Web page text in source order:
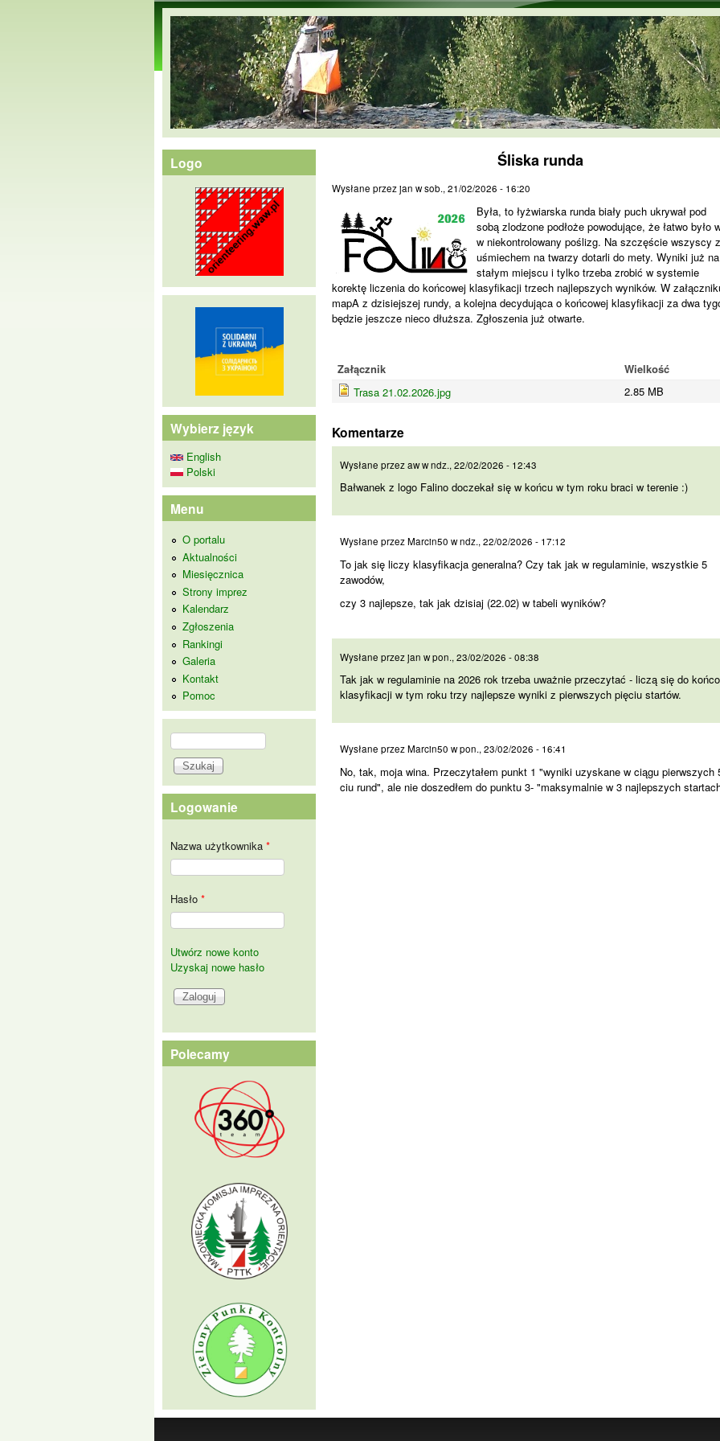
Przejdź do treści
orienteering.waw.pl
Śliska runda
Wysłane przezjan wsob., 21/02/2026 - 16:20
Była, to łyżwiarska runda biały puch ukrywał pod
sobą zlodzone podłoże powodujące, że łatwo było
w niekontrolowany poślizg. Na szczęście wszyscy
uśmiechem na twarzy dotarli do mety. Wyniki już na
stałym miejscu i tylko trzeba zrobić w systemie
korektę liczenia do końcowej klasyfikacji trzech najlepszych wyników. W
mapA z dzisiejszej rundy, a kolejna decydująca o końcowej klasyfikacji za dwa
będzie jeszcze nieco dłuższa. Zgłoszenia już otwarte.
Załącznik
Wielkość
Trasa 21.02.2026.jpg
2.85 MB
Komentarze
Bałwanek z logo Falino
Wysłane przezawwndz., 22/02/2026 - 12:43
Bałwanek z logo Falino doczekał się w końcu w tym roku braci w terenie :)
To jak się liczy klasyfikacja
Wysłane przezMarcin50 wndz., 22/02/2026 - 17:12
To jak się liczy klasyfikacja generalna? Czy tak jak w regulaminie, wszystkie 5
zawodów,
czy 3 najlepsze, tak jak dzisiaj (22.02) w tabeli wyników?
Tak jak w regulaminie na 2026
Wysłane przezjan wpon., 23/02/2026 - 08:38
Tak jak w regulaminie na 2026 rok trzeba uważnie przeczytać - liczą się do
klasyfikacji w tym roku trzy najlepsze wyniki z pierwszych pięciu startów.
No, tak, moja wina.
Wysłane przezMarcin50 wpon., 23/02/2026 - 16:41
No, tak, moja wina. Przeczytałem punkt 1 "wyniki uzyskane w ciągu pierwszych
ciu rund", ale nie doszedłem do punktu 3- "maksymalnie w 3 najlepszych
Logo
Wybierz język
English
Polski
Menu
O portalu
Aktualności
Miesięcznica
Strony imprez
Kalendarz
Zgłoszenia
Rankingi
Galeria
Kontakt
Pomoc
Formularz wyszukiwania
Szukaj
Logowanie
Nazwa użytkownika *
Hasło *
Utwórz nowe konto
Uzyskaj nowe hasło
Polecamy